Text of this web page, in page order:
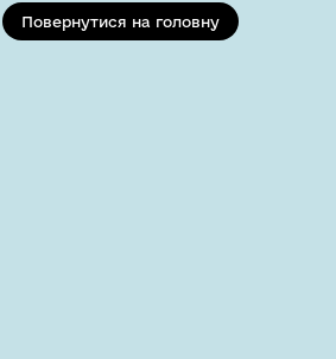
Повернутися на головну